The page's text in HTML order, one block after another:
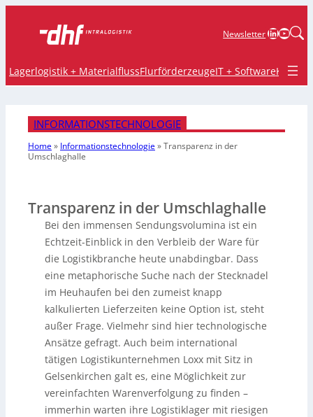
NewsletterLinkedIn
Lagerlogistik + MaterialflussFlurförderzeugeIT + SoftwareKrane
INFORMATIONSTECHNOLOGIE
Home» Informationstechnologie»Transparenz in der
Umschlaghalle
Transparenz in der Umschlaghalle
Bei den immensen Sendungsvolumina ist ein
Echtzeit-Einblick in den Verbleib der Ware für
die Logistikbranche heute unabdingbar. Dass
eine metaphorische Suche nach der Stecknadel
im Heuhaufen bei den zumeist knapp
kalkulierten Lieferzeiten keine Option ist, steht
außer Frage. Vielmehr sind hier technologische
Ansätze gefragt. Auch beim international
tätigen Logistikunternehmen Loxx mit Sitz in
Gelsenkirchen galt es, eine Möglichkeit zur
vereinfachten Warenverfolgung zu finden –
immerhin warten ihre Logistiklager mit riesigen